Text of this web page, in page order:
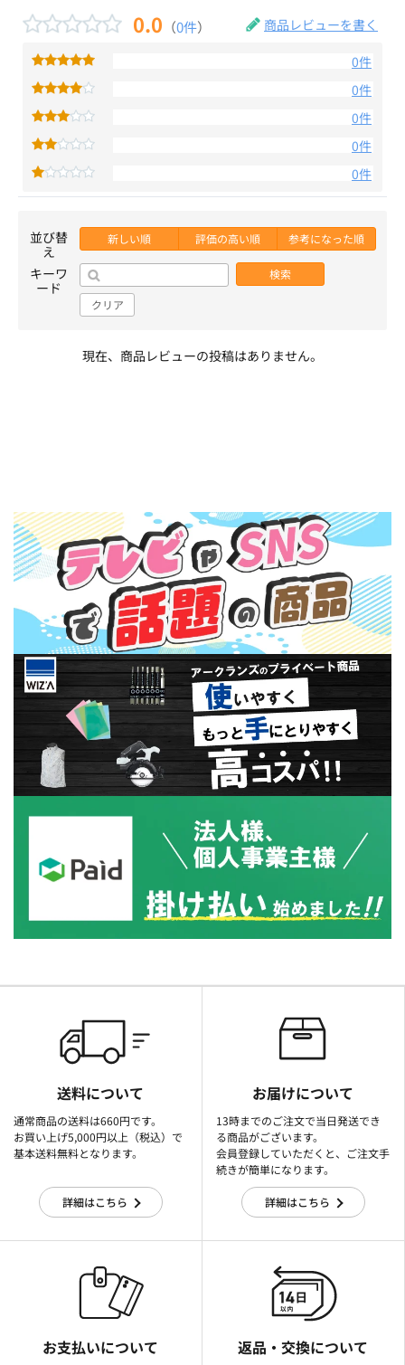
0.0 （0件） 商品レビューを書く
0件
0件
0件
0件
0件
並び替
え
新しい順 評価の高い順 参考になった順
キーワ
ード
検索
クリア
現在、商品レビューの投稿はありません。
送料について
通常商品の送料は660円です。
お買い上げ5,000円以上（税込）で
基本送料無料となります。
詳細はこちら
お届けについて
13時までのご注文で当日発送でき
る商品がございます。
会員登録していただくと、ご注文手
続きが簡単になります。
詳細はこちら
お支払いについて 返品・交換について